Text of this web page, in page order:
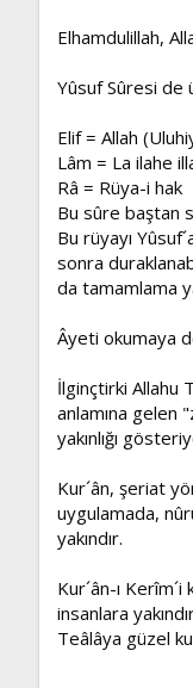
Elhamdulillah,
Yûsuf Sûresi de
Elif = Allah
Lâm = La ilahe
Râ = Rüya-i hak
Bu sûre baştan
Bu rüyayı
sonra
da tamamlama
Âyeti okumaya
İlginçtirki Allahu
anlamına gelen
yakınlığı
Kur´ân, şeriat
uygulamada,
yakındır.
Kur´ân-ı
insanlara
Teâlâya güzel